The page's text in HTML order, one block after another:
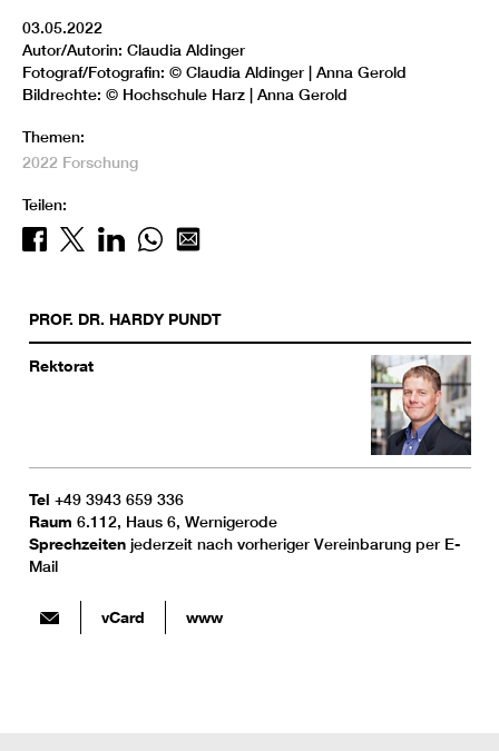
03.05.2022
Autor/Autorin: Claudia Aldinger
Fotograf/Fotografin: © Claudia Aldinger | Anna Gerold
Bildrechte: © Hochschule Harz | Anna Gerold
Themen:
2022 Forschung
Teilen:
PROF. DR. HARDY PUNDT
Rektorat
Tel +49 3943 659 336
Raum 6.112, Haus 6, Wernigerode
Sprechzeiten jederzeit nach vorheriger Vereinbarung per E-
Mail
vCard www